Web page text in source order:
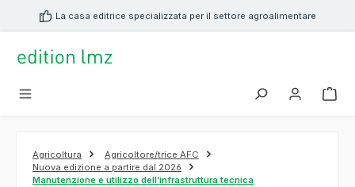
principaleLa casa editrice specializzata per il settore agroalimentare
Agricoltura
Agricoltore/trice AFC
Nuova edizione a partire dal 2026
Manutenzione e utilizzo dell’infrastruttura tecnica